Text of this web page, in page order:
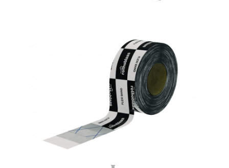
Flexi band
ROTHOBLAAS